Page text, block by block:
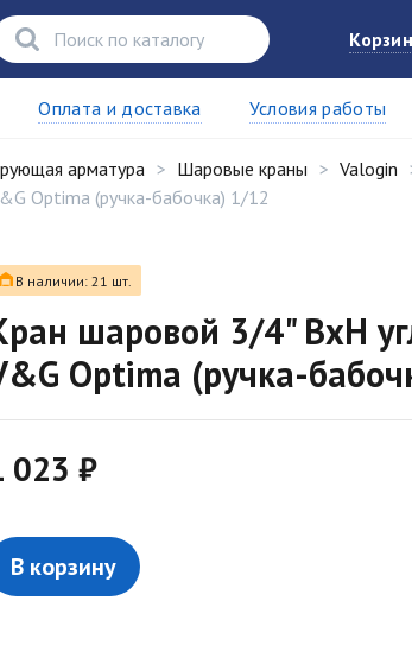
Оплата и доставка Условия работы
арматура Шаровые краны Valogin
Optima (ручка-бабочка) 1/12
В наличии: 21 шт.
шаровой 3/4" ВхН
Optima (ручка-
023 ₽
В корзину